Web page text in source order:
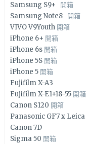
Samsung S9+ 開箱
Samsung Note8 開箱
VIVO V9Youth 開箱
iPhone 6+ 開箱
iPhone 6s 開箱
iPhone 5S 開箱
iPhone 5 開箱
Fujifilm X-A3
Fujifilm X-E1+18-55 開箱
Canon S120 開箱
Panasonic GF7 x Leica
Canon 7D
Sigma 50 開箱